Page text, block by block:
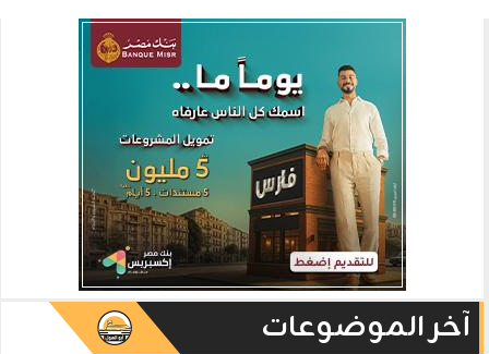
آخر الموضوعات